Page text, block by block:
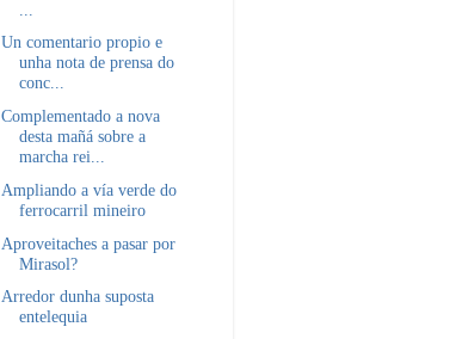
Un comentario propio e
unha nota de prensa do
conc...
Complementado a nova
desta mañá sobre a
marcha rei...
Ampliando a vía verde do
ferrocarril mineiro
Aproveitaches a pasar por
Mirasol?
Arredor dunha suposta
entelequia